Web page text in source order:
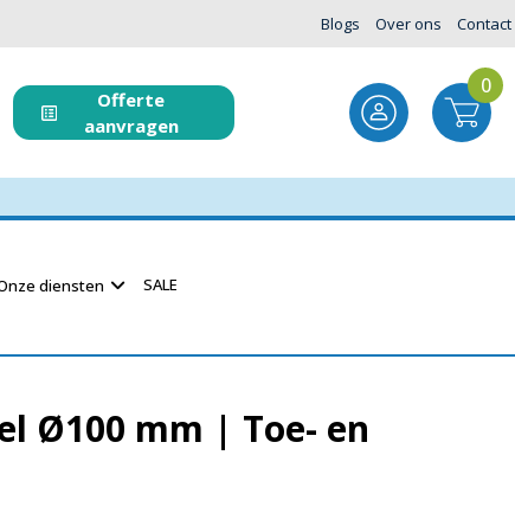
Blogs Over ons Contact
Offerte
aanvragen
0
diensten SALE
Ø100 mm | Toe- en